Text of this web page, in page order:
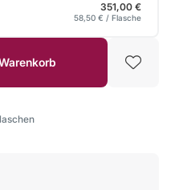
351,00 €
58,50 € / Flasche